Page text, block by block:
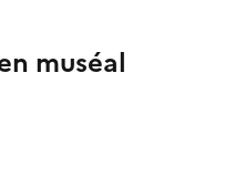
muséal